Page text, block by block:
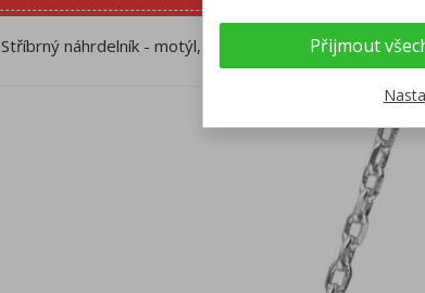
Stříbrný náhrdelník - motýl, délka 43 až 46 cmPřijmout